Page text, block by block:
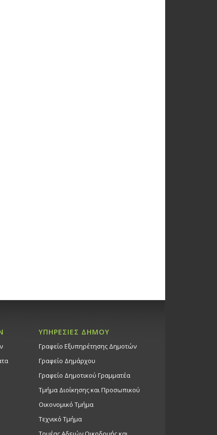
ΥΠΗΡΕΣΙΕΣ ΔΗΜΟΥ
Γραφείο Εξυπηρέτησης Δημοτών
Γραφείο Δημάρχου
Γραφείο Δημοτικού Γραμματέα
Τμήμα Διοίκησης και Προσωπικού
Οικονομικό Τμήμα
Τεχνικό Τμήμα